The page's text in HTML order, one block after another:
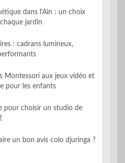
dans l’Ain : un choix
jardin
: cadrans lumineux,
Montessori aux jeux vidéo et
pour les enfants
pour choisir un studio de
un bon avis colo djuringa ?